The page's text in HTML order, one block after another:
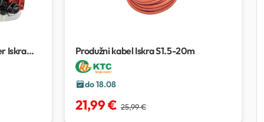
Iskra Produžni kabel Iskra S1.5-20m
do 18.08
21,99 € 25,99 €